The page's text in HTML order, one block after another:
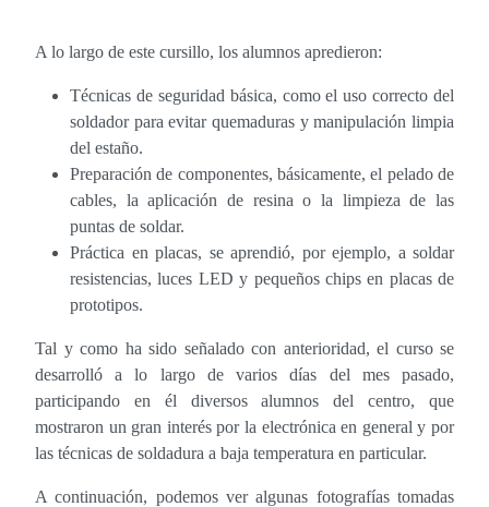
A lo largo de este cursillo, los alumnos apredieron:
Técnicas de seguridad básica, como el uso correcto del
soldador para evitar quemaduras y manipulación limpia
del estaño.
Preparación de componentes, básicamente, el pelado de
cables, la aplicación de resina o la limpieza de las
puntas de soldar.
Práctica en placas, se aprendió, por ejemplo, a soldar
resistencias, luces LED y pequeños chips en placas de
prototipos.
Tal y como ha sido señalado con anterioridad, el curso se
desarrolló a lo largo de varios días del mes pasado,
participando en él diversos alumnos del centro, que
mostraron un gran interés por la electrónica en general y por
las técnicas de soldadura a baja temperatura en particular.
A continuación, podemos ver algunas fotografías tomadas